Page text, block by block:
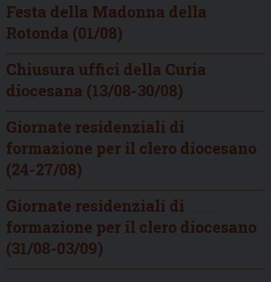
Festa della Madonna della
Rotonda (01/08)
Chiusura uffici della Curia
diocesana (13/08-30/08)
Giornate residenziali di
formazione per il clero diocesano
(24-27/08)
Giornate residenziali di
formazione per il clero diocesano
(31/08-03/09)